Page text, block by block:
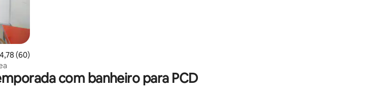
de uma avaliação média de 5, 60 avaliações
4,78 (60)
com banheiro para PCD